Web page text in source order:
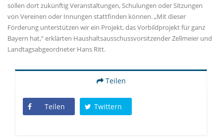
sollen dort zukünftig Veranstaltungen, Schulungen oder Sitzungen
von Vereinen oder Innungen stattfinden können. „Mit dieser
Förderung unterstützen wir ein Projekt, das Vorbildprojekt für ganz
Bayern hat,“ erklärten Haushaltsausschussvorsitzender Zellmeier und
Landtagsabgeordneter Hans Ritt.
Teilen
Teilen Twittern